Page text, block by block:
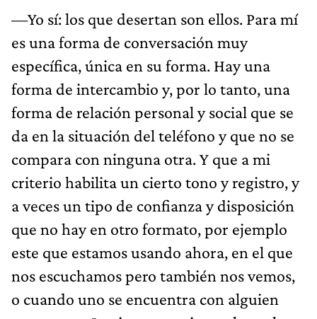
—Yo sí: los que desertan son ellos. Para mí
es una forma de conversación muy
específica, única en su forma. Hay una
forma de intercambio y, por lo tanto, una
forma de relación personal y social que se
da en la situación del teléfono y que no se
compara con ninguna otra. Y que a mi
criterio habilita un cierto tono y registro, y
a veces un tipo de confianza y disposición
que no hay en otro formato, por ejemplo
este que estamos usando ahora, en el que
nos escuchamos pero también nos vemos,
o cuando uno se encuentra con alguien